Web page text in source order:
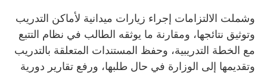
وشملت الالتزامات إجراء زيارات ميدانية لأماكن التدريب
وتوثيق نتائجها، ومقارنة ما يوثقه الطالب في نظام التتبع
مع الخطة التدريبية، وحفظ المستندات المتعلقة بالتدريب
وتقديمها إلى الوزارة في حال طلبها، ورفع تقارير دورية